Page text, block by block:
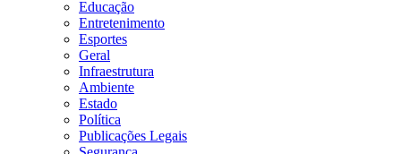
Educação
Entretenimento
Esportes
Geral
Infraestrutura
Ambiente
Estado
Política
Publicações Legais